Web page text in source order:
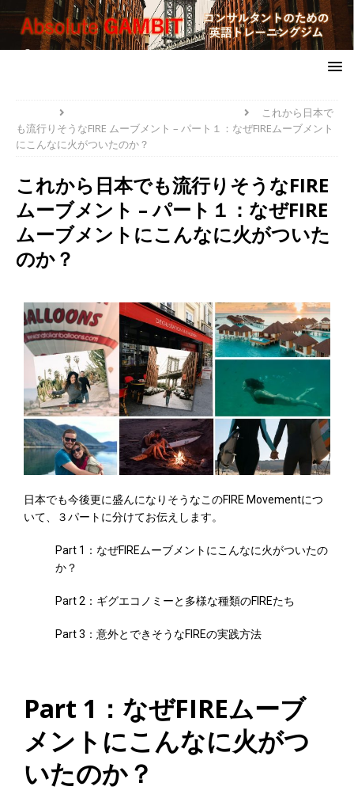
これから日本で
も流行りそうなFIRE ムーブメント – パート１：なぜFIREムーブメント
にこんなに火がついたのか？
これから日本でも流行りそうなFIRE
ムーブメント – パート１：なぜFIRE
ムーブメントにこんなに火がついた
のか？
日本でも今後更に盛んになりそうなこのFIRE Movementにつ
いて、３パートに分けてお伝えします。
Part 1：なぜFIREムーブメントにこんなに火がついたの
か？
Part 2：ギグエコノミーと多様な種類のFIREたち
Part 3：意外とできそうなFIREの実践方法
Part 1：なぜFIREムーブ
メントにこんなに火がつ
いたのか？